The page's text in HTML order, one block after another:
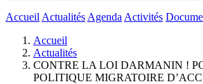
Accueil Actualités Agenda Activités
Accueil
Actualités
CONTRE LA LOI DARMANIN !
POLITIQUE MIGRATOIRE